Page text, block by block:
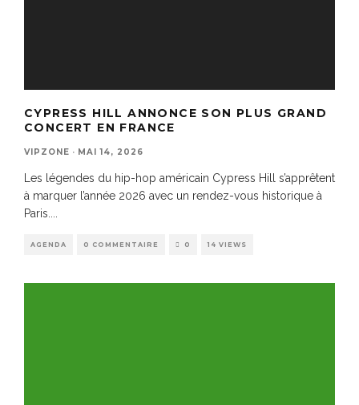
CYPRESS HILL ANNONCE SON PLUS GRAND
CONCERT EN FRANCE
VIPZONE · MAI 14, 2026
Les légendes du hip-hop américain Cypress Hill s’apprêtent
à marquer l’année 2026 avec un rendez-vous historique à
Paris.
AGENDA 0 COMMENTAIRE 0 14 VIEWS